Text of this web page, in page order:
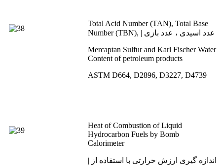
Total Acid Number (TAN), Total Base
Number (TBN), | عدد اسیدی ، عدد بازی
Mercaptan Sulfur and Karl Fischer Water
Content of petroleum products
ASTM D664, D2896, D3227, D4739
Heat of Combustion of Liquid
Hydrocarbon Fuels by Bomb
Calorimeter
| اندازه گیری ارزش حرارتی با استفاده از